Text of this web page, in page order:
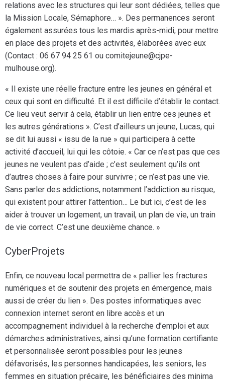
relations avec les structures qui leur sont dédiées, telles que
la Mission Locale, Sémaphore… ». Des permanences seront
également assurées tous les mardis après-midi, pour mettre
en place des projets et des activités, élaborées avec eux
(Contact : 06 67 94 25 61 ou comitejeune@cjpe-
mulhouse.org).
« Il existe une réelle fracture entre les jeunes en général et
ceux qui sont en difficulté. Et il est difficile d’établir le contact.
Ce lieu veut servir à cela, établir un lien entre ces jeunes et
les autres générations ». C’est d’ailleurs un jeune, Lucas, qui
se dit lui aussi « issu de la rue » qui participera à cette
activité d’accueil, lui qui les côtoie. « Car ce n’est pas que ces
jeunes ne veulent pas d’aide ; c’est seulement qu’ils ont
d’autres choses à faire pour survivre ; ce n’est pas une vie.
Sans parler des addictions, notamment l’addiction au risque,
qui existent pour attirer l’attention… Le but ici, c’est de les
aider à trouver un logement, un travail, un plan de vie, un train
de vie correct. C’est une deuxième chance. »
CyberProjets
Enfin, ce nouveau local permettra de « pallier les fractures
numériques et de soutenir des projets en émergence, mais
aussi de créer du lien ». Des postes informatiques avec
connexion internet seront en libre accès et un
accompagnement individuel à la recherche d’emploi et aux
démarches administratives, ainsi qu’une formation certifiante
et personnalisée seront possibles pour les jeunes
défavorisés, les personnes handicapées, les seniors, les
femmes en situation précaire, les bénéficiaires des minima